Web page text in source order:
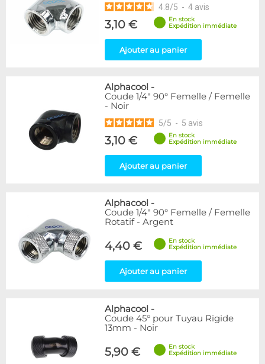
4.8/5 - 4 avis
3,10 €
En stock
Expédition immédiate
Ajouter au panier
Alphacool -
Coude 1/4" 90° Femelle / Femelle
- Noir
5/5 - 5 avis
3,10 €
En stock
Expédition immédiate
Ajouter au panier
Alphacool -
Coude 1/4" 90° Femelle / Femelle
Rotatif - Argent
4,40 €
En stock
Expédition immédiate
Ajouter au panier
Alphacool -
Coude 45° pour Tuyau Rigide
13mm - Noir
5,90 €
En stock
Expédition immédiate